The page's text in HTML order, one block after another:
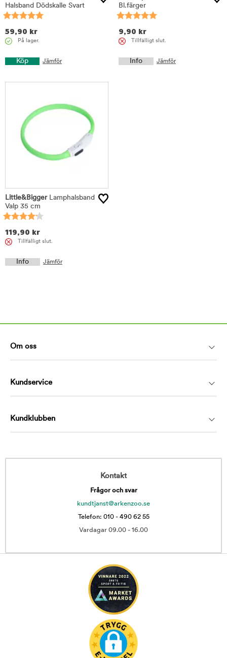
Halsband Dödskalle Svart
59,90 kr
På lager.
Köp Jämför
Bl.färger
9,90 kr
Tillfälligt slut.
Info Jämför
Little&BiggerLamphalsband
Valp 35 cm
119,90 kr
Tillfälligt slut.
Info Jämför
Om oss
Kundservice
Kundklubben
Kontakt
Frågor och svar
kundtjanst@arkenzoo.se
Telefon: 010 - 490 62 55
Vardagar 09.00 - 16.00